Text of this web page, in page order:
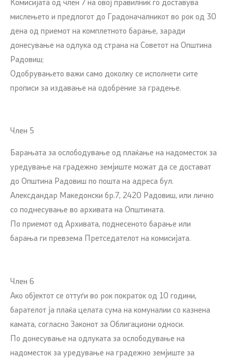
Комисијата од член 7 на овој правилник го доставува
мислењето и предлогот до Градоначалникот во рок од 30
дена од приемот на комплетното барање, заради
донесување на одлука од страна на Советот на Општина
Радовиш;
Одобрувањето важи само доколку се исполнети сите
прописи за издавање на одобрение за градење.
Член 5
Барањата за ослободување од плаќање на надоместок за
уредување на градежно земјиште можат да се достават
до Општина Радовиш по пошта на адреса бул.
Алексдандар Македонски бр.7, 2420 Радовиш, или лично
со поднесување во архивата на Општината.
По приемот од Архивата, поднесеното барање или
барања ги превзема Претседателот на комисијата.
Член 6
Ако објектот се оттуѓи во рок пократок од 10 години,
барателот ја плаќа целата сума на комуналии со казнена
камата, согласно Законот за Облигациони односи.
По донесување на одлуката за ослободување на
надоместок за уредување на градежно земјиште за